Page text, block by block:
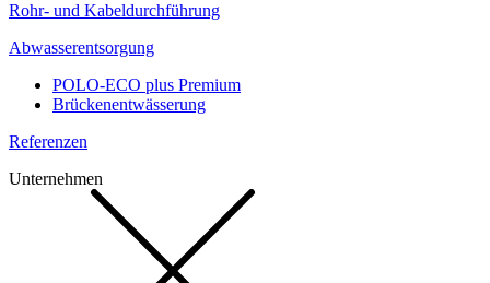
Rohr- und Kabeldurchführung
Abwasserentsorgung
POLO-ECO plus Premium
Brückenentwässerung
Referenzen
Unternehmen